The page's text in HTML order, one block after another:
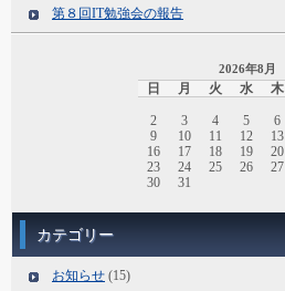
第８回IT勉強会の報告
2026年8月
日 月 火 水 木
2
3 4 5 6
9
10 11 12 13
16
17 18 19 20
23
24 25 26 27
30
31
カテゴリー
お知らせ (15)